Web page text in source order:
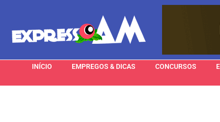
INÍCIO EMPREGOS & DICAS CONCURSOS